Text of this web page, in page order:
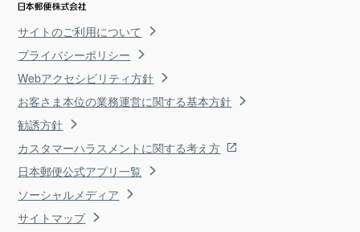
サイトのご利用について
プライバシーポリシー
Webアクセシビリティ方針
お客さま本位の業務運営に関する基本方針
勧誘方針
カスタマーハラスメントに関する考え方
日本郵便公式アプリ一覧
ソーシャルメディア
サイトマップ